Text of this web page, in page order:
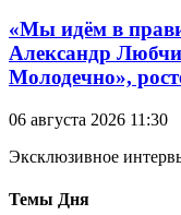
«Мы идём в
Александр
Молодечно»,
06 августа 2026 11:30
Эксклюзивное
Темы Дня